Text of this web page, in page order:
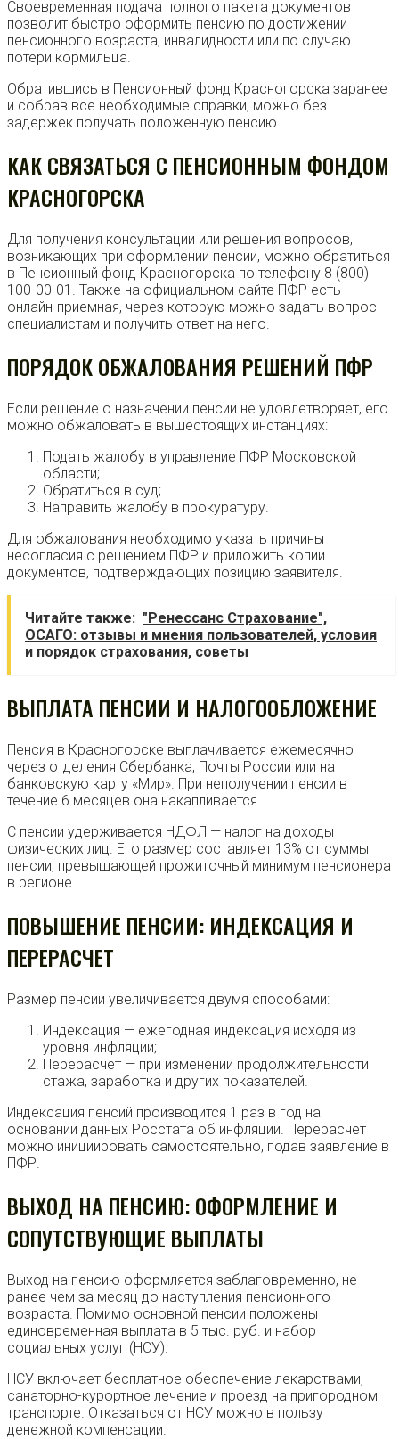
Своевременная подача полного пакета документов
позволит быстро оформить пенсию по достижении
пенсионного возраста, инвалидности или по случаю
потери кормильца.
Обратившись в Пенсионный фонд Красногорска заранее
и собрав все необходимые справки, можно без
задержек получать положенную пенсию.
КАК СВЯЗАТЬСЯ С ПЕНСИОННЫМ ФОНДОМ
КРАСНОГОРСКА
Для получения консультации или решения вопросов,
возникающих при оформлении пенсии, можно обратиться
в Пенсионный фонд Красногорска по телефону 8 (800)
100-00-01. Также на официальном сайте ПФР есть
онлайн-приемная, через которую можно задать вопрос
специалистам и получить ответ на него.
ПОРЯДОК ОБЖАЛОВАНИЯ РЕШЕНИЙ ПФР
Если решение о назначении пенсии не удовлетворяет, его
можно обжаловать в вышестоящих инстанциях:
Подать жалобу в управление ПФР Московской
области;
Обратиться в суд;
Направить жалобу в прокуратуру.
Для обжалования необходимо указать причины
несогласия с решением ПФР и приложить копии
документов, подтверждающих позицию заявителя.
Читайте также: "Ренессанс Страхование",
ОСАГО: отзывы и мнения пользователей, условия
и порядок страхования, советы
ВЫПЛАТА ПЕНСИИ И НАЛОГООБЛОЖЕНИЕ
Пенсия в Красногорске выплачивается ежемесячно
через отделения Сбербанка, Почты России или на
банковскую карту «Мир». При неполучении пенсии в
течение 6 месяцев она накапливается.
С пенсии удерживается НДФЛ — налог на доходы
физических лиц. Его размер составляет 13% от суммы
пенсии, превышающей прожиточный минимум пенсионера
в регионе.
ПОВЫШЕНИЕ ПЕНСИИ: ИНДЕКСАЦИЯ И
ПЕРЕРАСЧЕТ
Размер пенсии увеличивается двумя способами:
Индексация — ежегодная индексация исходя из
уровня инфляции;
Перерасчет — при изменении продолжительности
стажа, заработка и других показателей.
Индексация пенсий производится 1 раз в год на
основании данных Росстата об инфляции. Перерасчет
можно инициировать самостоятельно, подав заявление в
ПФР.
ВЫХОД НА ПЕНСИЮ: ОФОРМЛЕНИЕ И
СОПУТСТВУЮЩИЕ ВЫПЛАТЫ
Выход на пенсию оформляется заблаговременно, не
ранее чем за месяц до наступления пенсионного
возраста. Помимо основной пенсии положены
единовременная выплата в 5 тыс. руб. и набор
социальных услуг (НСУ).
НСУ включает бесплатное обеспечение лекарствами,
санаторно-курортное лечение и проезд на пригородном
транспорте. Отказаться от НСУ можно в пользу
денежной компенсации.